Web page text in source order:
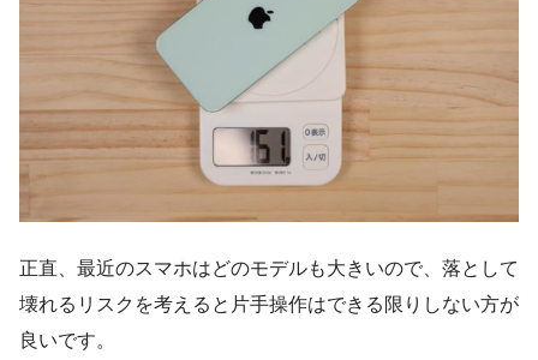
正直、最近のスマホはどのモデルも大きいので、落として
壊れるリスクを考えると片手操作はできる限りしない方が
良いです。